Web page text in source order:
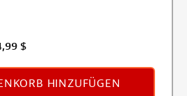
$
HINZUFÜGEN